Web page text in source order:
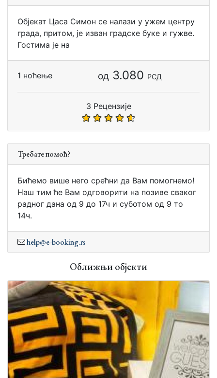
Објекат Цаса Симон се налази у ужем центру
града, притом, је изван градске буке и гужве.
Гостима је на
1 ноћење од 3.080 РСД
3 Рецензије
Требате помоћ?
Бићемо више него срећни да Вам помогнемо!
Наш тим ће Вам одговорити на позиве сваког
радног дана од 9 до 17ч и суботом од 9 то
14ч.
help@e-booking.rs
Оближњи објекти